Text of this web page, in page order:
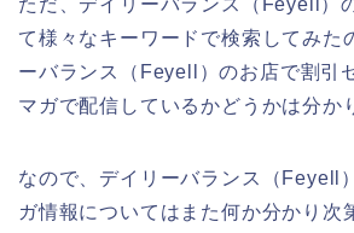
て様々なキーワードで検索してみた
ーバランス（Feyell）のお店で割引
マガで配信しているかどうかは分か
なので、デイリーバランス（Feyell
ガ情報についてはまた何か分かり次